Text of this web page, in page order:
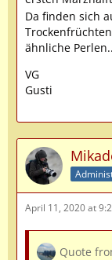
Da finden sich
ähnliche
VG
Gusti
April 11, 2020 at
Quote